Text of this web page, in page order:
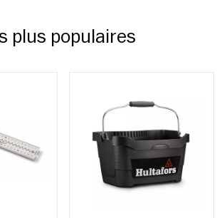
plus populaires